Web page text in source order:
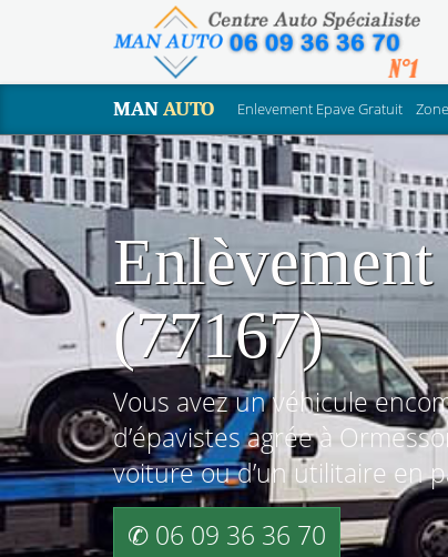
MANAUTO Enlevement Epave Gratuit
(77167)
Vous avez un véhicule
d’épavistes agrée à
voiture ou d’un utilitaire en
✆ 06 09 36 36 70